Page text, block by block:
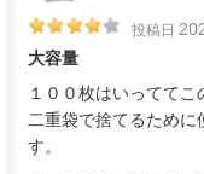
投稿日
大容量
１００枚はいっててこ
二重袋で捨てるために
す。